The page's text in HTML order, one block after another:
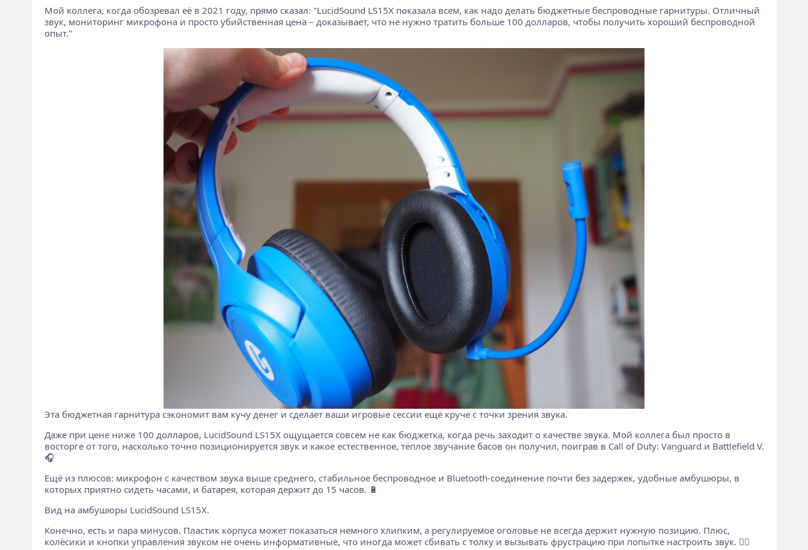
Мой коллега, когда обозревал её в 2021 году, прямо сказал: "LucidSound LS15X показала всем, как надо делать бюджетные беспроводные гарнитуры. Отличный
звук, мониторинг микрофона и просто убийственная цена – доказывает, что не нужно тратить больше 100 долларов, чтобы получить хороший беспроводной
опыт."
Эта бюджетная гарнитура сэкономит вам кучу денег и сделает ваши игровые сессии ещё круче с точки зрения звука.
Даже при цене ниже 100 долларов, LucidSound LS15X ощущается совсем не как бюджетка, когда речь заходит о качестве звука. Мой коллега был просто в
восторге от того, насколько точно позиционируется звук и какое естественное, тёплое звучание басов он получил, поиграв в Call of Duty: Vanguard и Battlefield V.
🎧
Ещё из плюсов: микрофон с качеством звука выше среднего, стабильное беспроводное и Bluetooth-соединение почти без задержек, удобные амбушюры, в
которых приятно сидеть часами, и батарея, которая держит до 15 часов. 🔋
Вид на амбушюры LucidSound LS15X.
Конечно, есть и пара минусов. Пластик корпуса может показаться немного хлипким, а регулируемое оголовье не всегда держит нужную позицию. Плюс,
колёсики и кнопки управления звуком не очень информативные, что иногда может сбивать с толку и вызывать фрустрацию при попытке настроить звук. 🤷‍♂️